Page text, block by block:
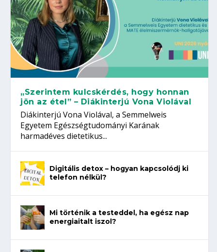
„Szerintem kulcskérdés, hogy honnan
jön az étel” – Diákinterjú Vona Violával
Diákinterjú Vona Violával, a Semmelweis
Egyetem Egészségtudományi Karának
harmadéves dietetikus...
Digitális detox – hogyan kapcsolódj ki
telefon nélkül?
Mi történik a testeddel, ha egész nap
energiaitalt iszol?